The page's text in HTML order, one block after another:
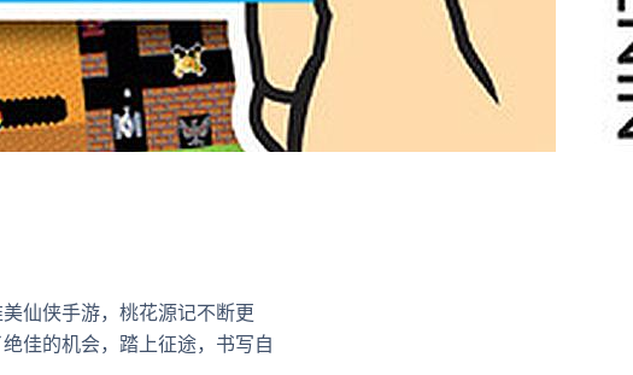
仙侠手游，桃花源记不断更
佳的机会，踏上征途，书写自